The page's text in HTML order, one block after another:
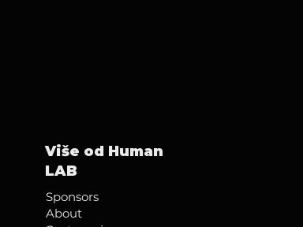
Više od Human
LAB
Sponsors
About